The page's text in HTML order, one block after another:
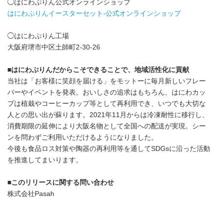
◯はにわぷりん公式オンラインショップ
はにわぷりんイースターセット -公式オンラインショップ
◯はにわぷりん工場
大阪府堺市中区土師町2-30-26
■はにわぷりんだからこそできることで、地域活性化に貢献
当社は「お客様に笑顔を届ける」をモットーに毎月新しいフレー
バーやイベントを発表。おいしさの追求はもちろん、はにわカッ
プは植栽やコーヒーカップ等として再利用でき、いつでも大切な
人との思い出が蘇ります。2021年11月からは冷凍耐性に移行し、
消費期限の延伸により大阪名物として全国への配送が実現。シー
ンを問わずご利用いただけるようになりました。
今後も食品ロス対策や陶器の再利用等を通してSDGsに沿った活動
を推進してまいります。
■このリリースに関する問い合わせ
株式会社Pasah